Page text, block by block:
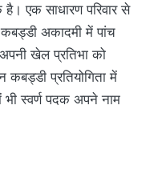
है। एक साधारण परिवार से
कबड्डी अकादमी में पांच
खेल प्रतिभा को
कबड्डी प्रतियोगिता में
स्वर्ण पदक अपने नाम